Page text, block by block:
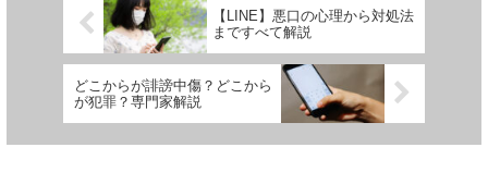
【LINE】悪口の心理から対処法
まですべて解説
どこからが誹謗中傷？どこから
が犯罪？専門家解説